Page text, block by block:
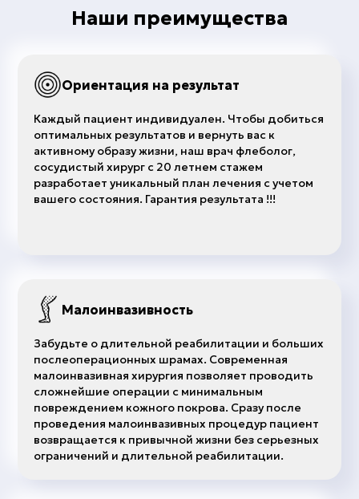
Наши преимущества
Ориентация на результат
Каждый пациент индивидуален. Чтобы добиться
оптимальных результатов и вернуть вас к
активному образу жизни, наш врач флеболог,
сосудистый хирург с 20 летнем стажем
разработает уникальный план лечения с учетом
вашего состояния. Гарантия результата !!!
Малоинвазивность
Забудьте о длительной реабилитации и больших
послеоперационных шрамах. Современная
малоинвазивная хирургия позволяет проводить
сложнейшие операции с минимальным
повреждением кожного покрова. Сразу после
проведения малоинвазивных процедур пациент
возвращается к привычной жизни без серьезных
ограничений и длительной реабилитации.